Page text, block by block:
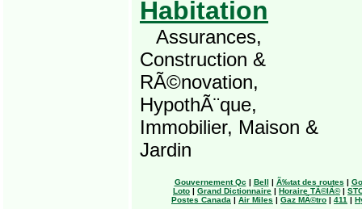
Habitation
Assurances,
Construction &
RÃ©novation,
HypothÃ¨que,
Immobilier, Maison &
Jardin
Gouvernement Qc | Bell | Ã‰tat des routes |
Loto | Grand Dictionnaire | Horaire TÃ©lÃ©|
Postes Canada | Air Miles | Gaz MÃ©tro | 411 |